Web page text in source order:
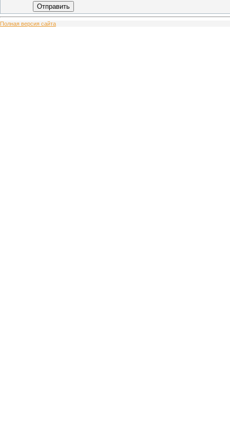
Отправить
Полная версия сайта